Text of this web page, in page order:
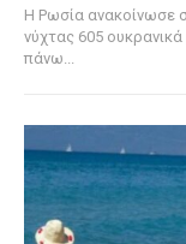
Η Ρωσία ανακοίνωσε
νύχτας 605
πάνω...